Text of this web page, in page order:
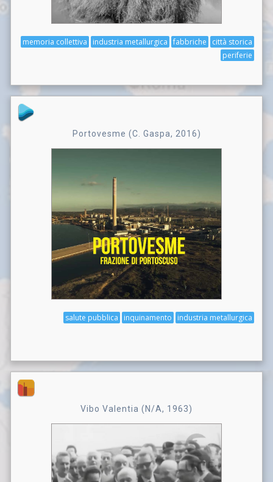
città storica
fabbriche
industria metallurgica
memoria collettiva
periferie
Portovesme (C. Gaspa, 2016)
industria metallurgica
inquinamento
salute pubblica
Vibo Valentia (N/A, 1963)